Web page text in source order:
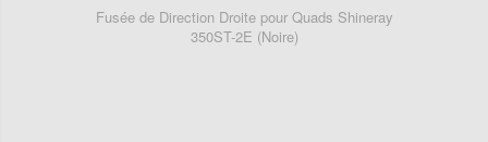
Fusée de Direction Droite pour Quads Shineray
350ST-2E (Noire)